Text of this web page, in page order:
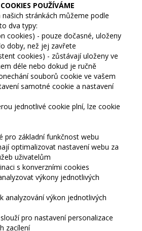
COOKIES POUŽÍVÁME
našich stránkách můžeme podle
dva typy:
cookies) - pouze dočasné, uloženy
doby, než jej zavřete
cookies) - zůstávají uloženy ve
déle nebo dokud je ručně
souborů cookie ve vašem
samotné cookie a nastavení
jednotlivé cookie plní, lze cookie
pro základní funkčnost webu
optimalizovat nastavení webu za
uživatelům
s konverzními cookies
výkony jednotlivých
analyzování výkon jednotlivých
pro nastavení personalizace
zacílení